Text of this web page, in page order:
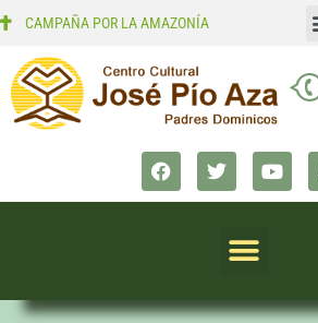
CAMPAÑA POR LA AMAZONÍA